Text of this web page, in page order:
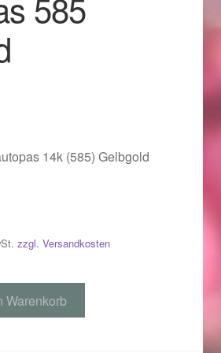
zu Fasching & Co.
zu Halloween
14k (585) Gelbgold
zzgl. Versandkosten
Warenkorb